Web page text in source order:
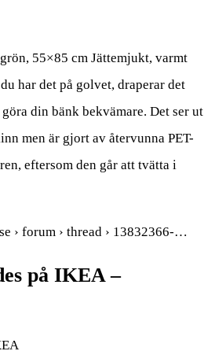
55×85 cm Jättemjukt, varmt
har det på golvet, draperar det
din bänk bekvämare. Det ser ut
men är gjort av återvunna PET-
eftersom den går att tvätta i
› forum › thread › 13832366-…
på IKEA –